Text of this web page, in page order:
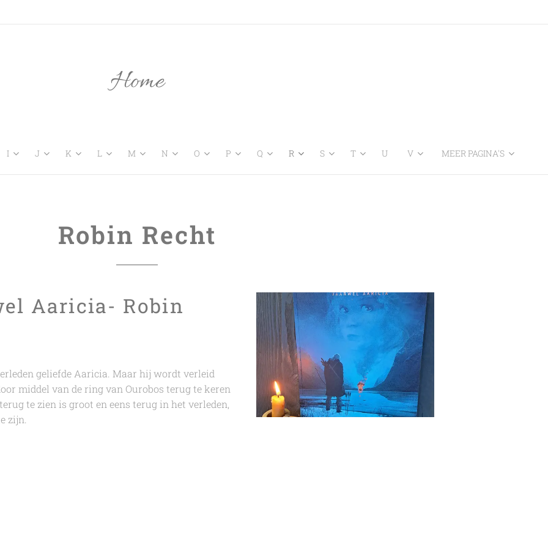
Home
I J K L M N O P Q R S T U V MEER PAGINA'S
Robin Recht
Aaricia- Robin
geliefde Aaricia. Maar hij wordt verleid
middel van de ring van Ourobos terug te keren
te zien is groot en eens terug in het verleden,
zijn.